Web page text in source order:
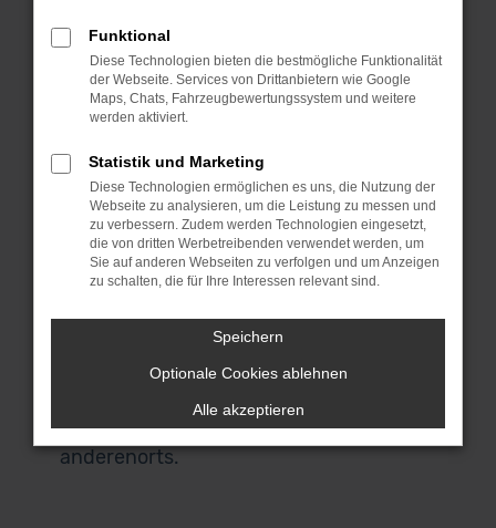
die Spezialisten für den Audi A5 und eine
Reihe anderer Modelle geraten. Für uns
spricht, dass wir ausschließlich
Fahrzeuge aus erster Hand anbieten
und du durchweg scheckheftgepflegte
Autos erhältst. Wir sprechen dabei von
Fahrzeuge für den einheimischen Markt
und ausdrücklich nicht von EU-
Importen. Auch, wenn du in Reutlingen
zuhause bist und nicht zu uns nach
Garching bei München kommen
möchtest, bist du herzlich willkommen.
Unser Lieferdienst macht es möglich
und stellt dir dein Fahrzeug direkt vor
deine Haustür – ob in Reutlingen oder
anderenorts.
Funktional
Diese Technologien bieten die bestmögliche Funktionalität
der Webseite. Services von Drittanbietern wie Google
Maps, Chats, Fahrzeugbewertungssystem und weitere
werden aktiviert.
Statistik und Marketing
Diese Technologien ermöglichen es uns, die Nutzung der
Webseite zu analysieren, um die Leistung zu messen und
zu verbessern. Zudem werden Technologien eingesetzt,
die von dritten Werbetreibenden verwendet werden, um
Sie auf anderen Webseiten zu verfolgen und um Anzeigen
zu schalten, die für Ihre Interessen relevant sind.
Speichern
Optionale Cookies ablehnen
Alle akzeptieren